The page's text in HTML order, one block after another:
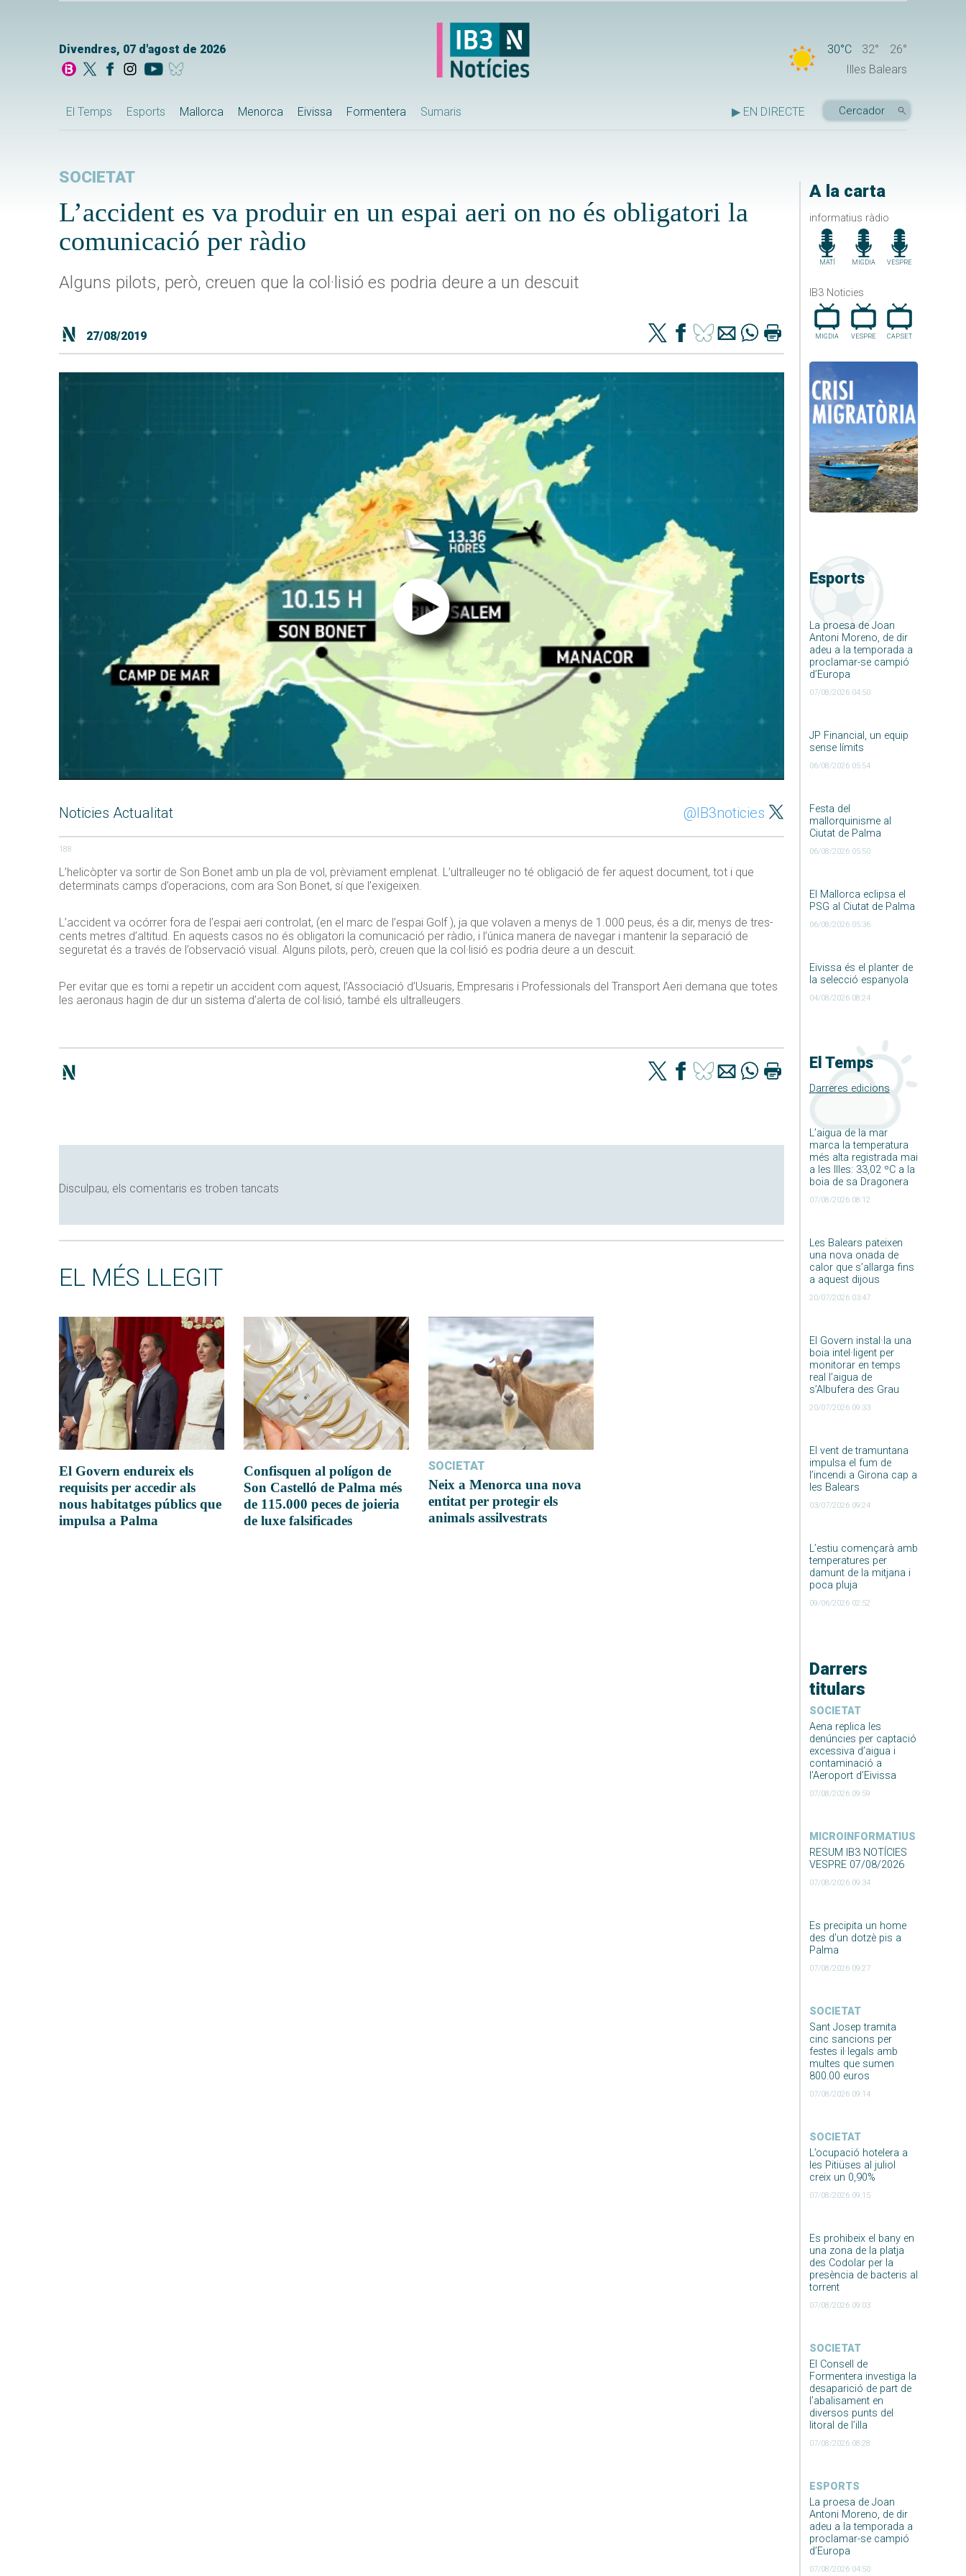
Divendres, 07 d'agost de 2026 30°C 32°
26°
Illes Balears
El Temps Esports Mallorca Menorca Eivissa Formentera Sumaris ▶ EN DIRECTE
A la carta
informatius ràdio
MATÍ MIGDIA VESPRE
IB3 Noticies
MIGDIA VESPRE CAP.SET
Esports
La proesa de Joan
Antoni Moreno, de dir
adeu a la temporada a
proclamar-se campió
d’Europa
07/08/2026 04:50
JP Financial, un equip
sense límits
06/08/2026 05:54
Festa del
mallorquinisme al
Ciutat de Palma
06/08/2026 05:50
El Mallorca eclipsa el
PSG al Ciutat de Palma
06/08/2026 05:36
Eivissa és el planter de
la selecció espanyola
04/08/2026 08:24
El Temps
Darreres edicions
L’aigua de la mar
marca la temperatura
més alta registrada mai
a les Illes: 33,02 ºC a la
boia de sa Dragonera
07/08/2026 08:12
Les Balears pateixen
una nova onada de
calor que s’allarga fins
a aquest dijous
20/07/2026 03:47
El Govern instal·la una
boia intel·ligent per
monitorar en temps
real l’aigua de
s’Albufera des Grau
20/07/2026 09:33
El vent de tramuntana
impulsa el fum de
l’incendi a Girona cap a
les Balears
03/07/2026 09:24
L’estiu començarà amb
temperatures per
damunt de la mitjana i
poca pluja
09/06/2026 02:52
Darrers
titulars
SOCIETAT
Aena replica les
denúncies per captació
excessiva d’aigua i
contaminació a
l’Aeroport d’Eivissa
07/08/2026 09:59
MICROINFORMATIUS
RESUM IB3 NOTÍCIES
VESPRE 07/08/2026
07/08/2026 09:34
Es precipita un home
des d’un dotzè pis a
Palma
07/08/2026 09:27
SOCIETAT
Sant Josep tramita
cinc sancions per
festes il·legals amb
multes que sumen
800.00 euros
07/08/2026 09:14
SOCIETAT
L’ocupació hotelera a
les Pitiüses al juliol
creix un 0,90%
07/08/2026 09:15
Es prohibeix el bany en
una zona de la platja
des Codolar per la
presència de bacteris al
torrent
07/08/2026 09:03
SOCIETAT
El Consell de
Formentera investiga la
desaparició de part de
l’abalisament en
diversos punts del
litoral de l’illa
07/08/2026 08:28
ESPORTS
La proesa de Joan
Antoni Moreno, de dir
adeu a la temporada a
proclamar-se campió
d’Europa
07/08/2026 04:50
SOCIETAT
L’accident es va produir en un espai aeri on no és obligatori la
comunicació per ràdio
Alguns pilots, però, creuen que la col·lisió es podria deure a un descuit
27/08/2019
Noticies Actualitat @IB3noticies
188
L’helicòpter va sortir de Son Bonet amb un pla de vol, prèviament emplenat. L’ultralleuger no té obligació de fer aquest document, tot i que
determinats camps d’operacions, com ara Son Bonet, sí que l’exigeixen.
L’accident va ocórrer fora de l’espai aeri controlat, (en el marc de l’espai Golf ), ja que volaven a menys de 1.000 peus, és a dir, menys de tres-
cents metres d’altitud. En aquests casos no és obligatori la comunicació per ràdio, i l’única manera de navegar i mantenir la separació de
seguretat és a través de l’observació visual. Alguns pilots, però, creuen que la col·lisió es podria deure a un descuit.
Per evitar que es torni a repetir un accident com aquest, l’Associació d’Usuaris, Empresaris i Professionals del Transport Aeri demana que totes
les aeronaus hagin de dur un sistema d’alerta de col·lisió, també els ultralleugers.
Disculpau, els comentaris es troben tancats
EL MÉS LLEGIT
El Govern endureix els
requisits per accedir als
nous habitatges públics que
impulsa a Palma
Confisquen al polígon de
Son Castelló de Palma més
de 115.000 peces de joieria
de luxe falsificades
SOCIETAT
Neix a Menorca una nova
entitat per protegir els
animals assilvestrats